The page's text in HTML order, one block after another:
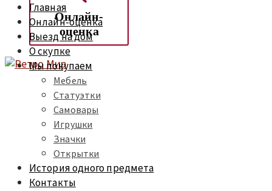
Онлайн-
оценка
Главная
Онлайн-оценка
Выезд на дом
О скупке
Мы покупаем
Мебель
Статуэтки
Самовары
Игрушки
Значки
Открытки
История одного предмета
Контакты